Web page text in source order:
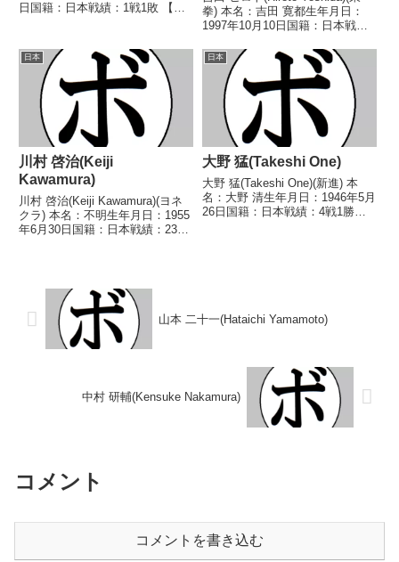
日国籍：日本戦績：1戦1敗 【獲
明) 石坂 賢二(船橋) 【補足情
報】・東京都目黒区目黒...
拳) 本名：吉田 寛都生年月日：
1997年10月10日国籍：日本戦
なし 【戦歴】2023/10/17
●2RTKO 高橋 泰征(本
多)2024/03/04 ○...
日本
川村 啓治(Keiji
Kawamura)
川村 啓治(Keiji Kawamura)(ヨネ
クラ) 本名：不明生年月日：1955
年6月30日国籍：日本戦績：23戦
1979/10/28 ○1...
日本
大野 猛(Takeshi One)
大野 猛(Takeshi One)(新進) 本
名：大野 清生年月日：1946年5月
26日国籍：日本戦績：4戦1勝
山本 二十一(Hataichi Yamamoto)
中村 研輔(Kensuke Nakamura)
コメント
コメントを書き込む